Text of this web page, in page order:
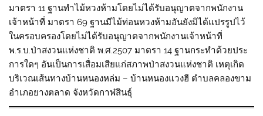
มาตรา 11 ฐานทำไม้หวงห้ามโดยไม่ได้รับอนุญาตจากพนักงาน
เจ้าหน้าที่ มาตรา 69 ฐานมีไม้ท่อนหวงห้ามอันยังมิได้แปรรูปไว้
ในครอบครองโดยไม่ได้รับอนุญาตจากพนักงานเจ้าหน้าที่
พ.ร.บ.ป่าสงวนแห่งชาติ พ.ศ.2507 มาตรา 14 ฐานกระทำด้วยประ
การใดๆ อันเป็นการเสื่อมเสียแก่สภาพป่าสงวนแห่งชาติ เหตุเกิด
บริเวณเส้นทางบ้านหนองหล่ม – บ้านหนองแวงฮี ตำบลคลองขาม
อำเภอยางตลาด จังหวัดกาฬสินธุ์